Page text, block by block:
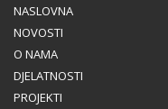
NASLOVNA
NOVOSTI
O NAMA
DJELATNOSTI
PROJEKTI